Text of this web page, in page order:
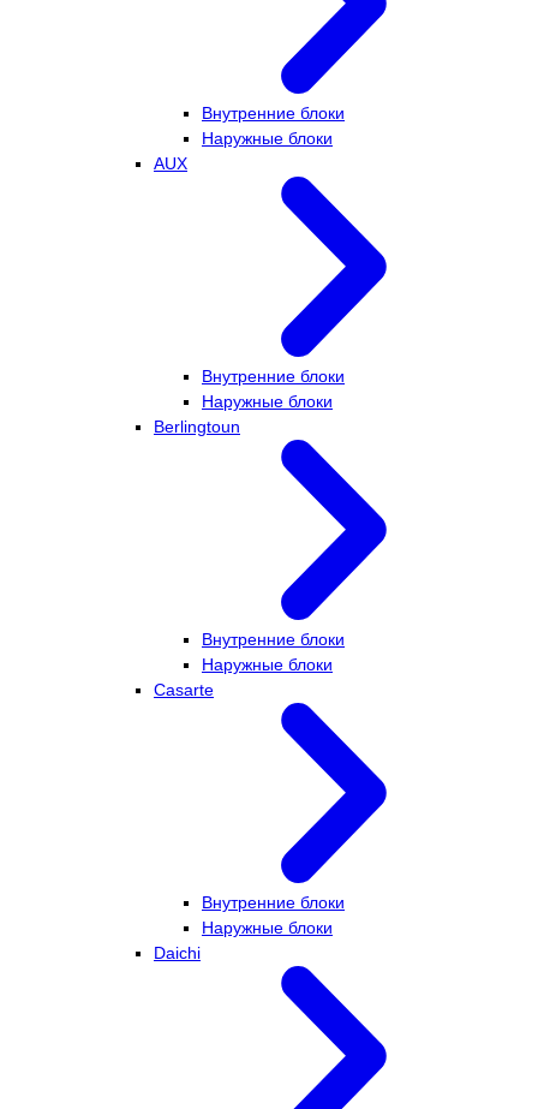
Внутренние блоки
Наружные блоки
AUX
Внутренние блоки
Наружные блоки
Berlingtoun
Внутренние блоки
Наружные блоки
Casarte
Внутренние блоки
Наружные блоки
Daichi